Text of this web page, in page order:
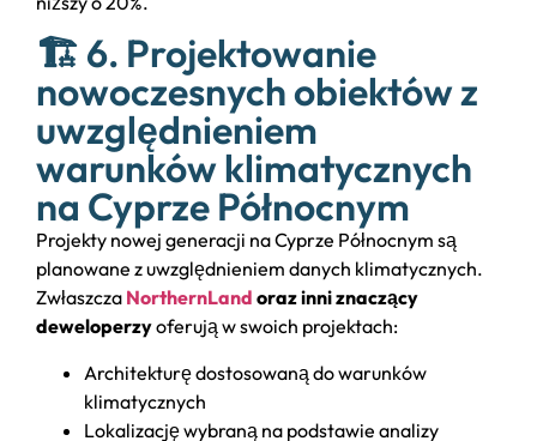
🏗️ 6. Projektowanie
nowoczesnych obiektów z
uwzględnieniem
warunków klimatycznych
na Cyprze Północnym
Projekty nowej generacji na Cyprze Północnym są
planowane z uwzględnieniem danych klimatycznych.
Zwłaszcza NorthernLand oraz inni znaczący
deweloperzyoferują w swoich projektach:
Architekturę dostosowaną do warunków
klimatycznych
Lokalizację wybraną na podstawie analizy